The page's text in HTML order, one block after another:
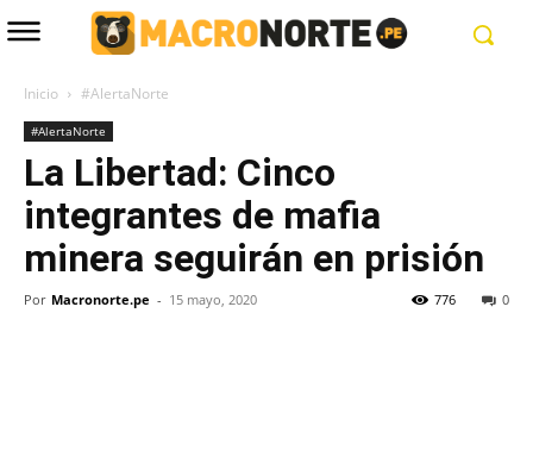
Inicio #AlertaNorte
#AlertaNorte
La Libertad: Cinco
integrantes de mafia
minera seguirán en prisión
Por Macronorte.pe - 15 mayo, 2020 0
776